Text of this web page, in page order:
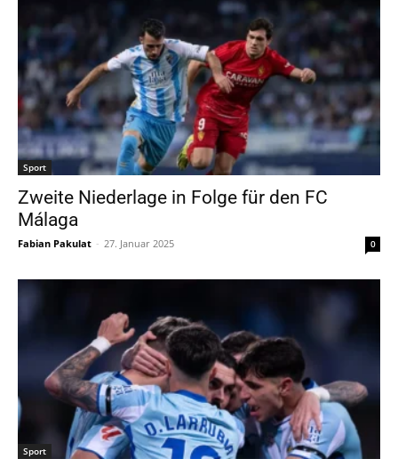
Sport
Zweite Niederlage in Folge für den FC
Málaga
Fabian Pakulat - 27. Januar 2025 0
Sport